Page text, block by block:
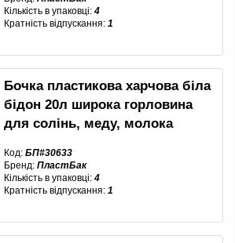
Кількість в упаковці: 4
Кратність відпускання: 1
Бочка пластикова харчова біла
бідон 20л широка горловина
для солінь, меду, молока
Код: БП#30633
Бренд: ПластБак
Кількість в упаковці: 4
Кратність відпускання: 1